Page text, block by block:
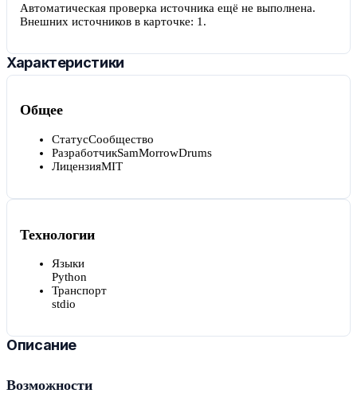
Автоматическая проверка источника ещё не выполнена.
Внешних источников в карточке: 1 .
Характеристики
Общее
СтатусСообщество
РазработчикSamMorrowDrums
ЛицензияMIT
Технологии
Языки
Python
Транспорт
stdio
Описание
Возможности